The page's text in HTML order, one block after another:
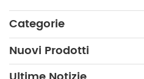
Categorie
Nuovi Prodotti